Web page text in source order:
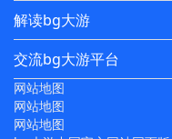
解读bg大游
交流bg大游平台
网站地图
网站地图
网站地图